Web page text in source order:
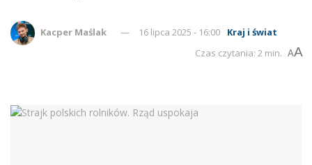
Kacper Maślak 16 lipca 2025 - 16:00
Kraj i świat
Czas czytania: 2 min. AA